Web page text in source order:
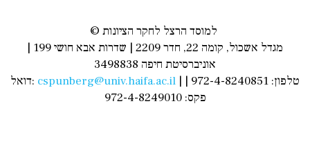
מגדל אשכול, קומה 22, חדר 2209 | שדרות אבא חושי 199 |
אוניברסיטת חיפה 3498838
דואל: cspunberg@univ.haifa.ac.il | טלפון: 972-4-8240851 |
פקס: 972-4-8249010